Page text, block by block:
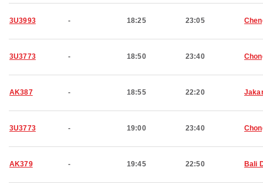
3U3993 - 18:25 23:05
3U3773 - 18:50 23:40
AK387 - 18:55 22:20
3U3773 - 19:00 23:40
AK379 - 19:45 22:50 Bali